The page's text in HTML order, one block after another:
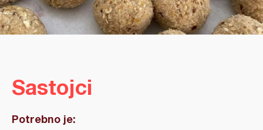
Sastojci
Potrebno je: